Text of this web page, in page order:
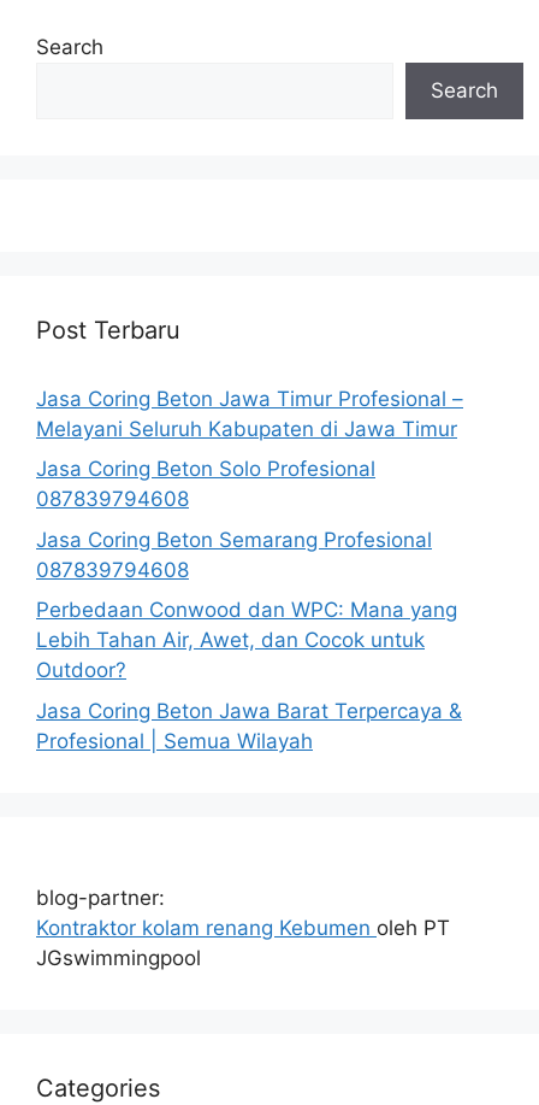
Search
Search
Post Terbaru
Jasa Coring Beton Jawa Timur Profesional –
Melayani Seluruh Kabupaten di Jawa Timur
Jasa Coring Beton Solo Profesional
087839794608
Jasa Coring Beton Semarang Profesional
087839794608
Perbedaan Conwood dan WPC: Mana yang
Lebih Tahan Air, Awet, dan Cocok untuk
Outdoor?
Jasa Coring Beton Jawa Barat Terpercaya &
Profesional | Semua Wilayah
blog-partner:
Kontraktor kolam renang Kebumen oleh PT
JGswimmingpool
Categories